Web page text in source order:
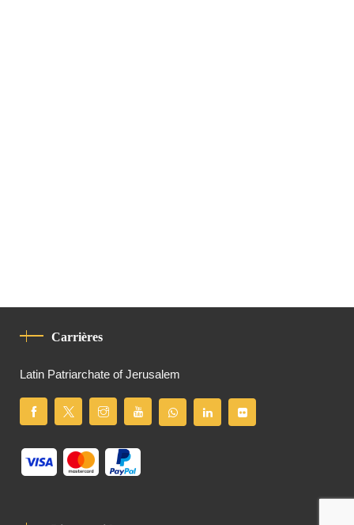
Carrières
Latin Patriarchate of Jerusalem